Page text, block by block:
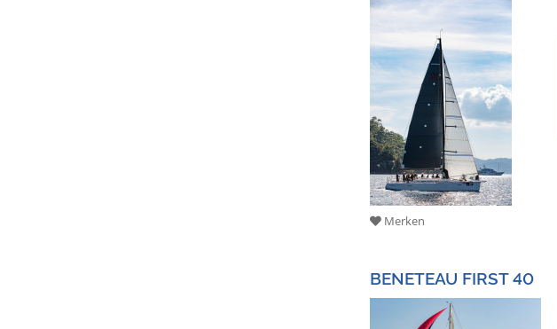
Merken
BENETEAU FIRST 40